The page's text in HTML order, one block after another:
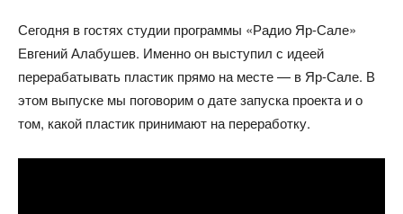
Сегодня в гостях студии программы «Радио Яр-Сале»
Евгений Алабушев. Именно он выступил с идеей
перерабатывать пластик прямо на месте — в Яр-Сале. В
этом выпуске мы поговорим о дате запуска проекта и о
том, какой пластик принимают на переработку.